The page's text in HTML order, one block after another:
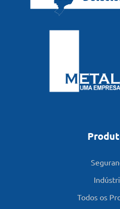
Todos os